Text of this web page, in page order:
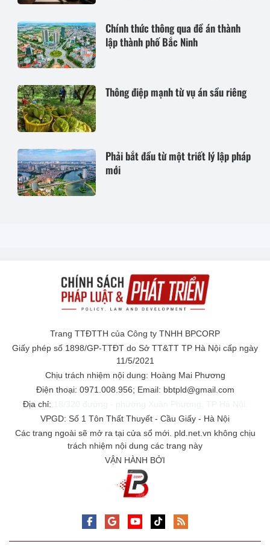
Chính thức thông qua đề án thành
lập thành phố Bắc Ninh
Thông điệp mạnh từ vụ án sầu riêng
Phải bắt đầu từ một triết lý lập pháp
mới
Trang TTĐTTH của Công ty TNHH BPCORP
Giấy phép số 1898/GP-TTĐT do Sở TT&TT TP Hà Nội cấp ngày
11/5/2021
Chịu trách nhiệm nội dung: Hoàng Mai Phương
Điện thoại: 0971.008.956; Email: bbtpld@gmail.com
Địa chỉ:
VPGD: Số 1 Tôn Thất Thuyết - Cầu Giấy - Hà Nội
Các trang ngoài sẽ mở ra tại cửa sổ mới. pld.net.vn không chịu
trách nhiệm nội dung các trang này
VẬN HÀNH BỞI